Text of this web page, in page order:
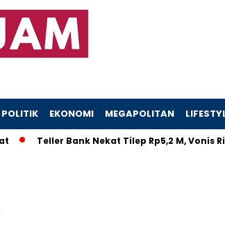
POLITIK EKONOMI MEGAPOLITAN
Teller Bank Nekat Tilep Rp5,2 M, Vonis Ringan